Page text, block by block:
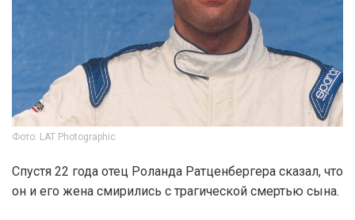
Фото: LAT Photographic
Спустя 22 года отец Роланда Ратценбергера сказал, что
он и его жена смирились с трагической смертью сына.